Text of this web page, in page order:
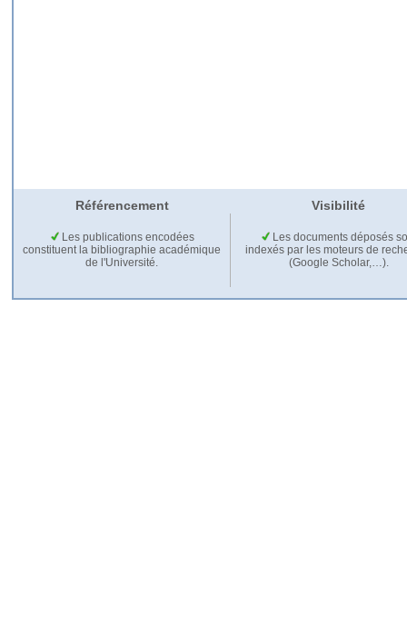
Référencement Visibilité
Les publications encodées
constituent la bibliographie académique
de l'Université.
Les documents déposés
indexés par les moteurs de
(Google Scholar,…).